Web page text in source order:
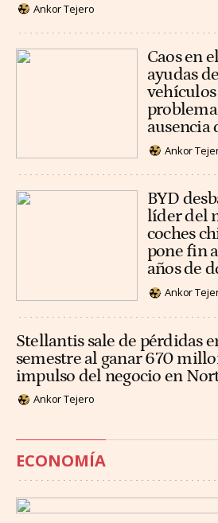
Ankor Tejero
Caos en
ayudas
ausencia
Ankor
BYD
líder del
coches
pone fin
años de
Ankor
Stellantis sale de pérdidas
semestre al ganar 670
impulso del negocio en
Ankor Tejero
ECONOMÍA